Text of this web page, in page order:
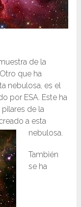
de la
que ha
nebulosa, es el
por ESA. Este ha
de la
a esta
nebulosa.
También
se ha